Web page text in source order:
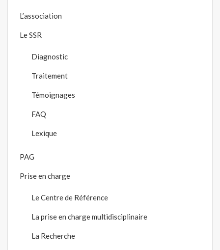
L’association
Le SSR
Diagnostic
Traitement
Témoignages
FAQ
Lexique
PAG
Prise en charge
Le Centre de Référence
La prise en charge multidisciplinaire
La Recherche